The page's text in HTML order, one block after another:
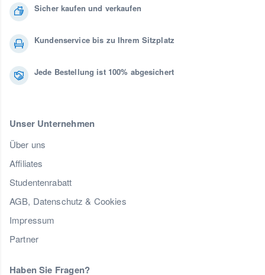
Sicher kaufen und verkaufen
Kundenservice bis zu Ihrem Sitzplatz
Jede Bestellung ist 100% abgesichert
Unser Unternehmen
Über uns
Affiliates
Studentenrabatt
AGB, Datenschutz & Cookies
Impressum
Partner
Haben Sie Fragen?